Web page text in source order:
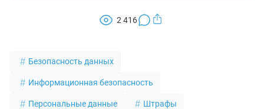
2 416
Безопасность данных
Информационная безопасность
Персональные данные Штрафы